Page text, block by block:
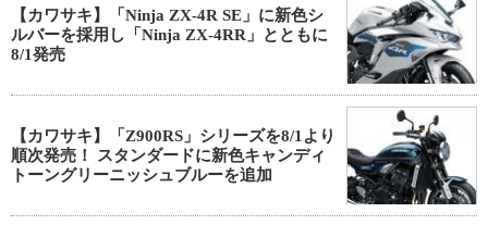
【カワサキ】「Ninja ZX-4R SE」に新色シ
ルバーを採用し「Ninja ZX-4RR」とともに
8/1発売
【カワサキ】「Z900RS」シリーズを8/1より
順次発売！ スタンダードに新色キャンディ
トーングリーニッシュブルーを追加